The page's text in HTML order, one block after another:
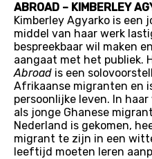
ABROAD – KIMBERLEY
Kimberley Agyarko is een
middel van haar werk
bespreekbaar wil maken
aangaat met het publiek.
Abroad is een
Afrikaanse migranten en
persoonlijke leven. In
als jonge Ghanese
Nederland is gekomen,
migrant te zijn in een
leeftijd moeten leren